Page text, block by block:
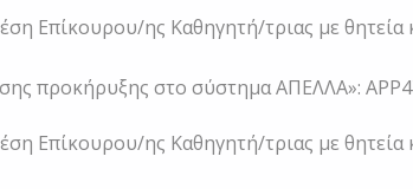
Επίκουρου/ης Καθηγητή/τριας με
προκήρυξης στο σύστημα ΑΠΕΛΛΑ»:
Επίκουρου/ης Καθηγητή/τριας με θητεία